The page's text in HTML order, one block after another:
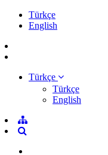
Türkçe
English
Türkçe
Türkçe
English